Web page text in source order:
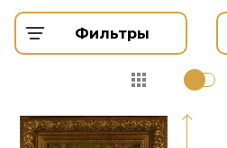
Фильтры